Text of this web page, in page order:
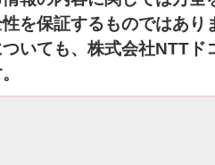
を保証するものではあり
いても、株式会社NTTド